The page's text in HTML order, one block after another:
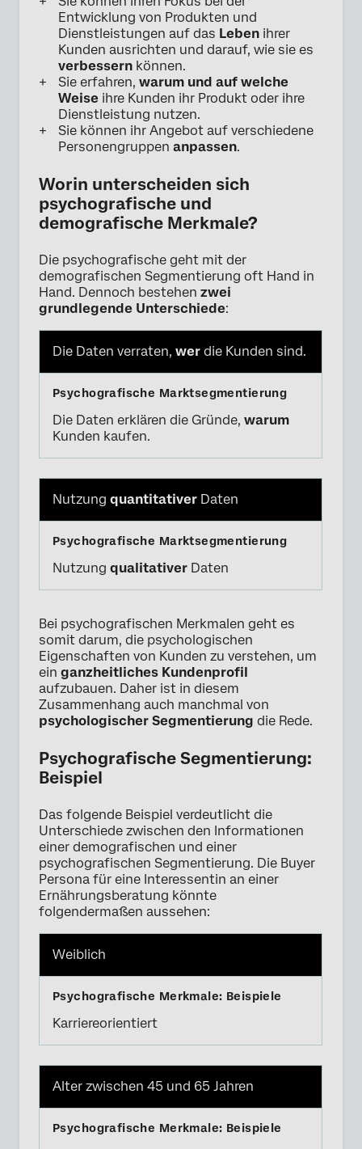
Entwicklung von Produkten und
Dienstleistungen auf das Leben ihrer
Kunden ausrichten und darauf, wie sie es
verbessern können.
Sie erfahren, warum und auf welche
Weise ihre Kunden ihr Produkt oder ihre
Dienstleistung nutzen.
Sie können ihr Angebot auf verschiedene
Personengruppen anpassen.
Worin unterscheiden sich
psychografische und
demografische Merkmale?
Die psychografische geht mit der
demografischen Segmentierung oft Hand in
Hand. Dennoch bestehen zwei
grundlegende Unterschiede:
Die Daten verraten, wer die Kunden sind.
Die Daten erklären die Gründe, warum
Kunden kaufen.
Nutzung quantitativer Daten
Nutzung qualitativer Daten
Bei psychografischen Merkmalen geht es
somit darum, die psychologischen
Eigenschaften von Kunden zu verstehen, um
ein ganzheitliches Kundenprofil
aufzubauen. Daher ist in diesem
Zusammenhang auch manchmal von
psychologischer Segmentierung die Rede.
Psychografische Segmentierung:
Beispiel
Das folgende Beispiel verdeutlicht die
Unterschiede zwischen den Informationen
einer demografischen und einer
psychografischen Segmentierung. Die Buyer
Persona für eine Interessentin an einer
Ernährungsberatung könnte
folgendermaßen aussehen:
Weiblich
Karriereorientiert
Alter zwischen 45 und 65 Jahren